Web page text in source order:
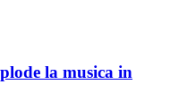
la musica in